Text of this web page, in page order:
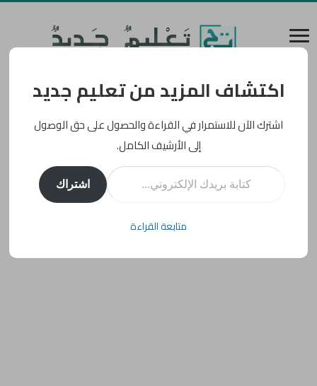
اكتشاف المزيد من تعليم جديد
اشترك الآن للاستمرار في القراءة والحصول على حق الوصول
إلى الأرشيف الكامل.
كتابة بريدك الإلكتروني...
اشتراك
متابعة القراءة